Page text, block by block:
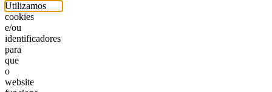
Utilizamos
cookies
e/ou
identificadores
para
que
o
website